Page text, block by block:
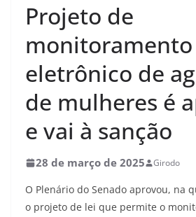
Projeto de
monitoramento
eletrônico de
de mulheres é
e vai à sanção
28 de março de 2025 Girodo
O Plenário do Senado aprovou, na
o projeto de lei que permite o